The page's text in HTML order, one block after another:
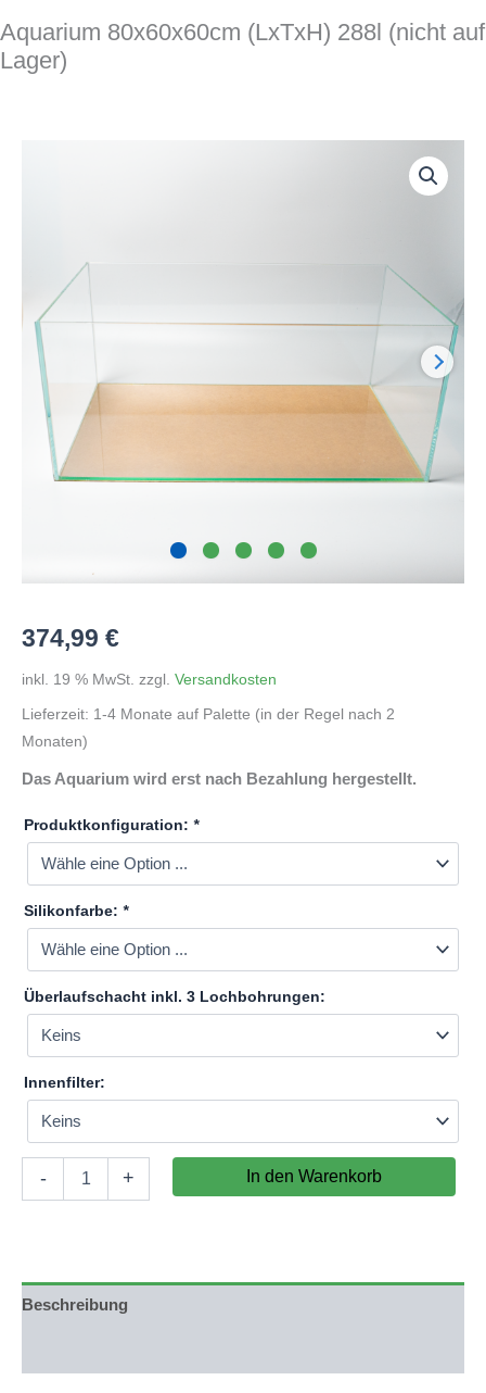
Aquarium 80x60x60cm (LxTxH) 288l (nicht auf
Lager)
374,99 €
inkl. 19 % MwSt. zzgl. Versandkosten
Lieferzeit: 1-4 Monate auf Palette (in der Regel nach 2
Monaten)
Das Aquarium wird erst nach Bezahlung hergestellt.
Produktkonfiguration: *
Silikonfarbe: *
Überlaufschacht inkl. 3 Lochbohrungen:
Innenfilter:
-
80x60x60cm
Lager)
+ In den Warenkorb
Beschreibung